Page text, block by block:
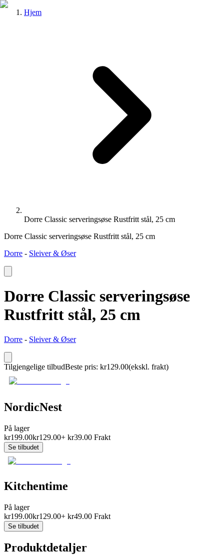
Hjem
Dorre Classic serveringsøse Rustfritt stål, 25 cm
Dorre Classic serveringsøse Rustfritt stål, 25 cm
Dorre - Sleiver & Øser
Dorre Classic serveringsøse
Rustfritt stål, 25 cm
Dorre - Sleiver & Øser
Tilgjengelige tilbudBeste pris: kr129.00(ekskl. frakt)
NordicNest
På lager
kr199.00kr129.00+ kr39.00 Frakt
Se tilbudet
Kitchentime
På lager
kr199.00kr129.00+ kr49.00 Frakt
Se tilbudet
Produktdetaljer